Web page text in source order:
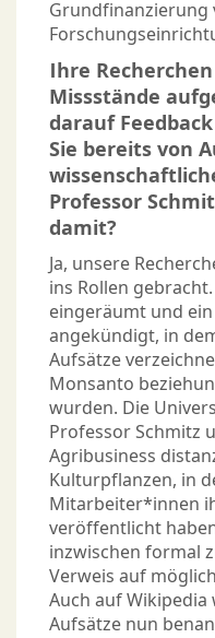
Grundfinanzierung
Ihre
Missstände
darauf
Sie bereits von
Professor
damit?
Ja, unsere
ins Rollen
eingeräumt und
angekündigt, in
Aufsätze
Monsanto
wurden. Die
Professor Schmitz
Agribusiness
Kulturpflanzen, in
Mitarbeiter*innen
veröffentlicht
inzwischen formal
Verweis auf
Auch auf
Aufsätze nun